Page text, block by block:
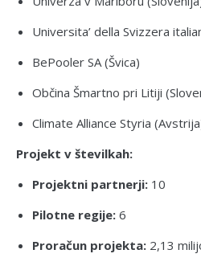
Universita’ della Svizzera
BePooler SA (Švica)
Občina Šmartno pri Litiji
Climate Alliance Styria
Projekt v številkah:
Projektni partnerji: 10
Pilotne regije: 6
Proračun projekta: 2,13